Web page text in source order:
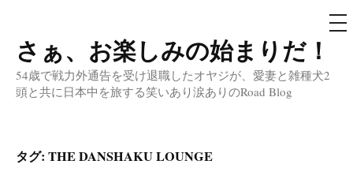
コ
ン
テ
へ
さぁ、お楽しみの始まりだ！
54歳で戦力外通告を受け退職したオヤジが、愛妻と雑種犬2
頭と共に日本中を旅する笑いあり涙ありのRoad Blog
メ
ニ
タグ: THE DANSHAKU LOUNGE